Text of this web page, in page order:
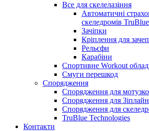
Все для скелелазіння
Автоматичні
скеледромів TruBlue
Зачіпки
Кріплення для
Рельєфи
Карабіни
Спортивне Workout
Смуги перешкод
Спорядження
Спорядження для
Спорядження для Зіплайн
Спорядження для
TruBlue Technologies
Контакти